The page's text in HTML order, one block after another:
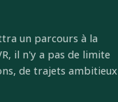
un parcours à la
il n'y a pas de limite
de trajets ambitieux